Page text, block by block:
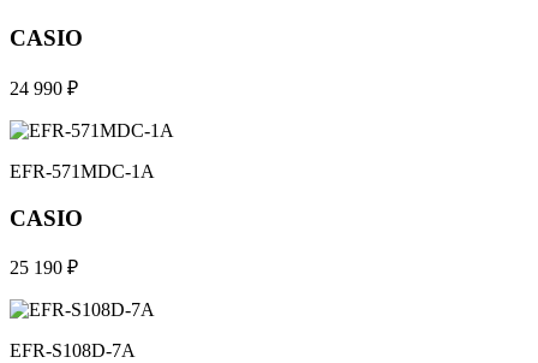
CASIO
24 990 ₽
EFR-571MDC-1A
CASIO
25 190 ₽
EFR-S108D-7A